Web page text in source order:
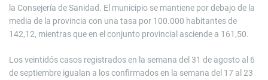
la Consejería de Sanidad. El municipio se mantiene por debajo de la
media de la provincia con una tasa por 100.000 habitantes de
142,12, mientras que en el conjunto provincial asciende a 161,50.
Los veintidós casos registrados en la semana del 31 de agosto al 6
de septiembre igualan a los confirmados en la semana del 17 al 23